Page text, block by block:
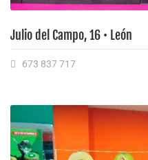
Julio del Campo, 16 • León
673 837 717